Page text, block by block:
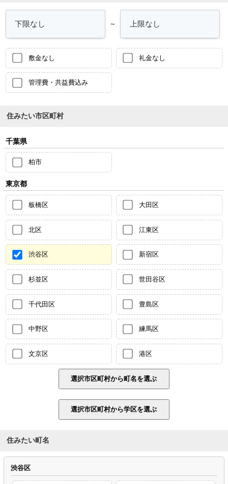
～
敷金なし 礼金なし
管理費・共益費込み
住みたい市区町村
千葉県
柏市
東京都
板橋区 大田区
北区 江東区
渋谷区 新宿区
杉並区 世田谷区
千代田区 豊島区
中野区 練馬区
文京区 港区
住みたい町名
渋谷区